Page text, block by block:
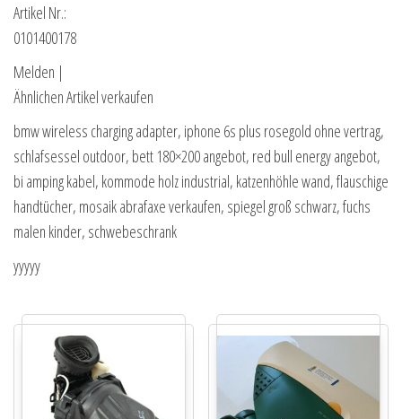
Artikel Nr.:
0101400178
Melden |
Ähnlichen Artikel verkaufen
bmw wireless charging adapter, iphone 6s plus rosegold ohne vertrag,
schlafsessel outdoor, bett 180×200 angebot, red bull energy angebot,
bi amping kabel, kommode holz industrial, katzenhöhle wand, flauschige
handtücher, mosaik abrafaxe verkaufen, spiegel groß schwarz, fuchs
malen kinder, schwebeschrank
yyyyy